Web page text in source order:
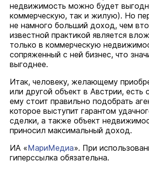
недвижимость можно будет
коммерческую, так и жилую). Но
не намного больший доход, чем
известной практикой является
только в коммерческую
сопряженный с ней бизнес, что
выгоднее.
Итак, человеку, желающему
или другой объект в Австрии, есть
ему стоит правильно подобрать
которое выступит гарантом
сделки, а также объект
приносил максимальный доход.
ИА «МариМедиа». При
гиперссылка обязательна.